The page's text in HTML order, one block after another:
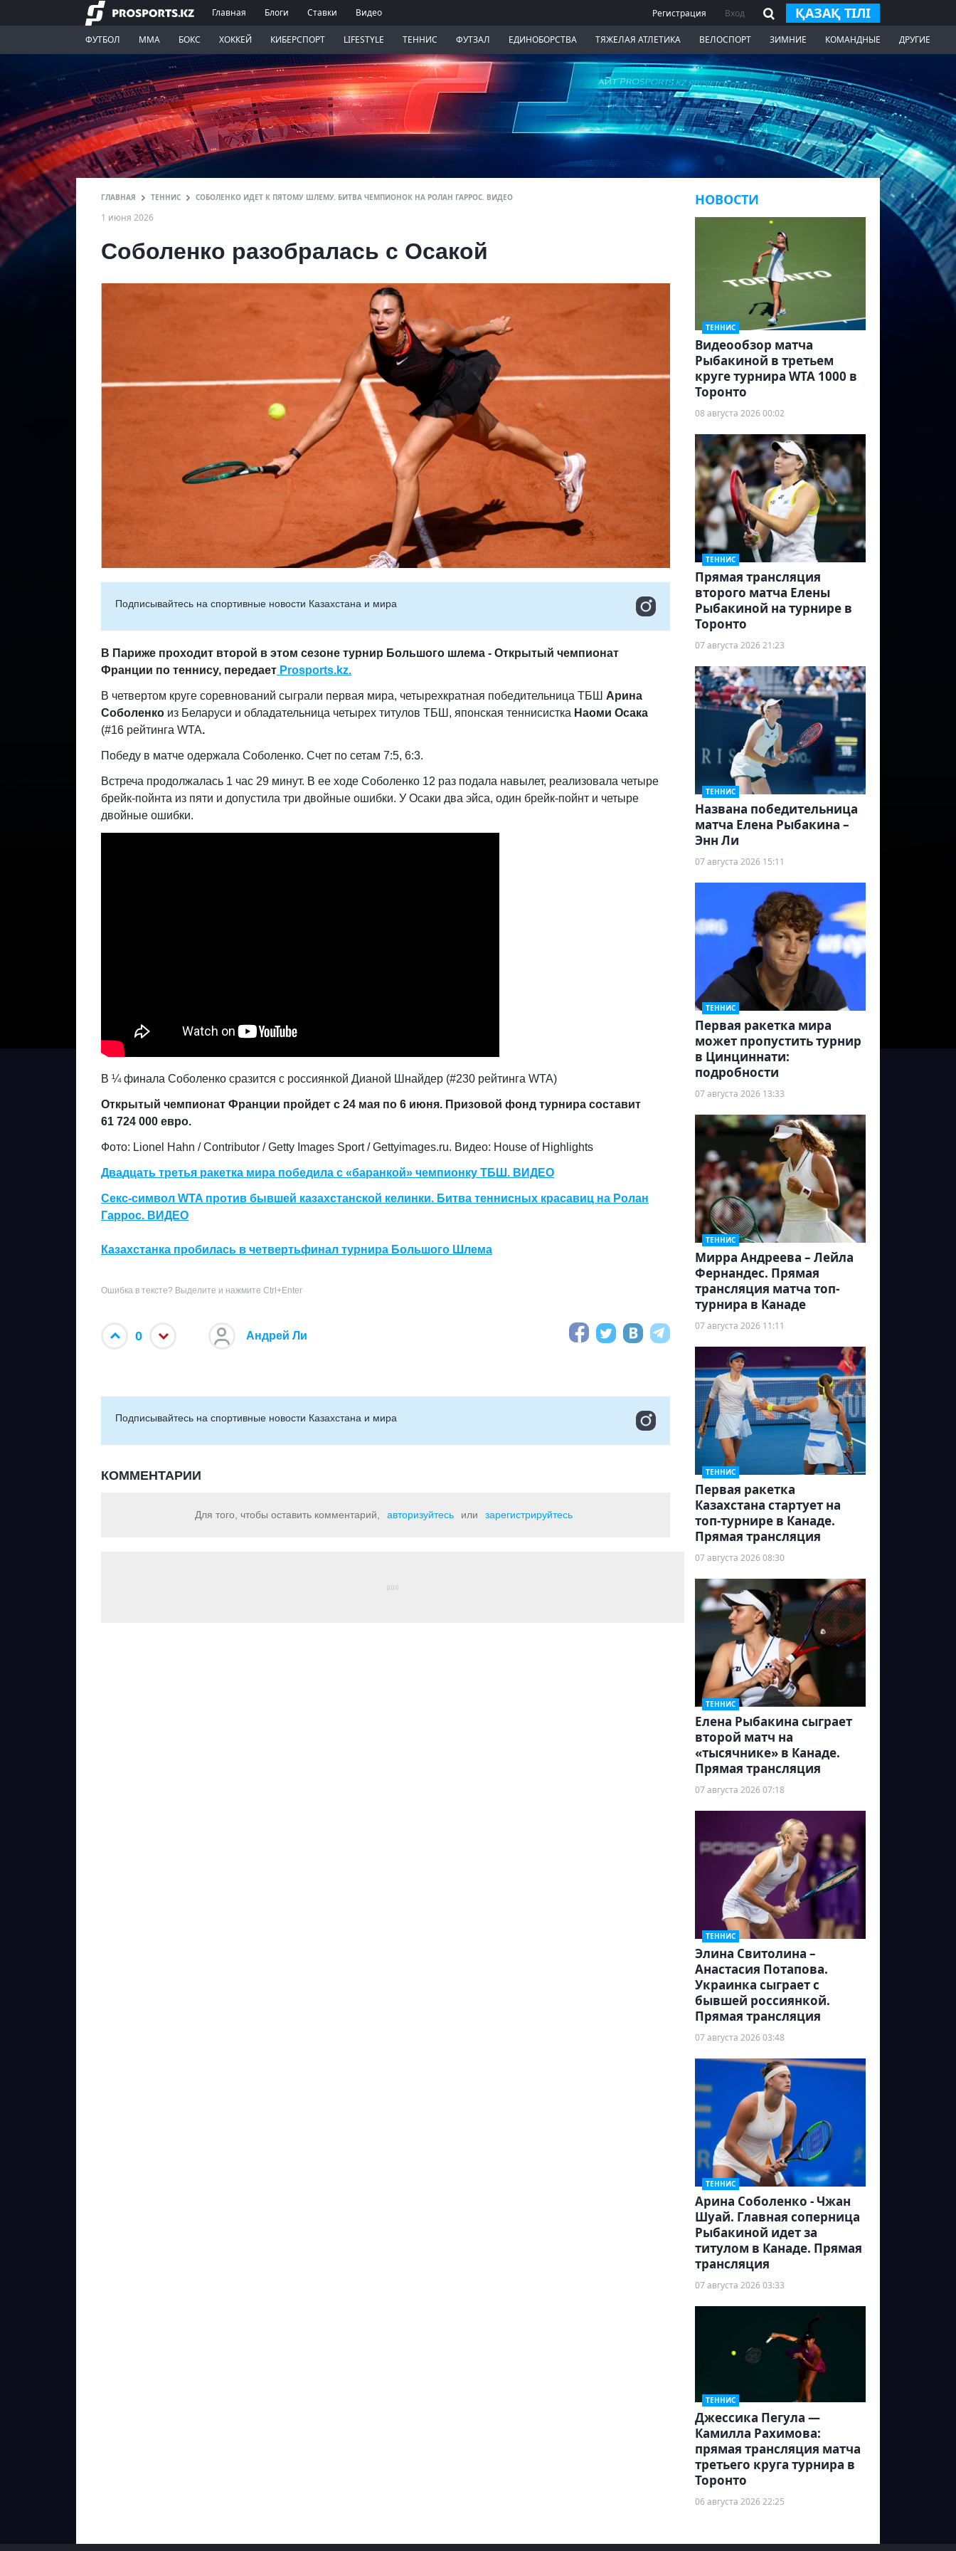
Главная Блоги Ставки Видео Регистрация Вход ҚАЗАҚ ТІЛІ
ФУТБОЛ ММА БОКС ХОККЕЙ КИБЕРСПОРТ LIFESTYLE ТЕННИС ФУТЗАЛ ЕДИНОБОРСТВА ТЯЖЕЛАЯ АТЛЕТИКА ВЕЛОСПОРТ ЗИМНИЕ КОМАНДНЫЕ ДРУГИЕ
ГЛАВНАЯ ТЕННИС СОБОЛЕНКО ИДЕТ К ПЯТОМУ ШЛЕМУ. БИТВА ЧЕМПИОНОК НА РОЛАН ГАРРОС. ВИДЕО
1 июня 2026
Соболенко разобралась с Осакой
Подписывайтесь на cпортивные новости Казахстана и мира
В Париже проходит второй в этом сезоне турнир Большого шлема - Открытый чемпионат
Франции по теннису, передает Prosports.kz.
В четвертом круге соревнований сыграли первая мира, четырехкратная победительница ТБШ Арина
Соболенко из Беларуси и обладательница четырех титулов ТБШ, японская теннисистка Наоми Осака
(#16 рейтинга WTA.
Победу в матче одержала Соболенко. Счет по сетам 7:5, 6:3.
Встреча продолжалась 1 час 29 минут. В ее ходе Соболенко 12 раз подала навылет, реализовала четыре
брейк-пойнта из пяти и допустила три двойные ошибки. У Осаки два эйса, один брейк-пойнт и четыре
двойные ошибки.
В ¼ финала Соболенко сразится с россиянкой Дианой Шнайдер (#230 рейтинга WTA)
Открытый чемпионат Франции пройдет с 24 мая по 6 июня. Призовой фонд турнира составит
61 724 000 евро.
Фото: Lionel Hahn / Contributor / Getty Images Sport / Gettyimages.ru. Видео: House of Highlights
Двадцать третья ракетка мира победила с «баранкой» чемпионку ТБШ. ВИДЕО
Секс-символ WTA против бывшей казахстанской келинки. Битва теннисных красавиц на Ролан
Гаррос. ВИДЕО
Казахстанка пробилась в четвертьфинал турнира Большого Шлема
Ошибка в тексте? Выделите и нажмите Ctrl+Enter
0 Андрей Ли
Подписывайтесь на cпортивные новости Казахстана и мира
КОММЕНТАРИИ
Для того, чтобы оставить комментарий, авторизуйтесь или зарегистрируйтесь
НОВОСТИ
ТЕННИС
Видеообзор матча
Рыбакиной в третьем
круге турнира WTA 1000 в
Торонто
08 августа 2026 00:02
ТЕННИС
Прямая трансляция
второго матча Елены
Рыбакиной на турнире в
Торонто
07 августа 2026 21:23
ТЕННИС
Названа победительница
матча Елена Рыбакина –
Энн Ли
07 августа 2026 15:11
ТЕННИС
Первая ракетка мира
может пропустить турнир
в Цинциннати:
подробности
07 августа 2026 13:33
ТЕННИС
Мирра Андреева – Лейла
Фернандес. Прямая
трансляция матча топ-
турнира в Канаде
07 августа 2026 11:11
ТЕННИС
Первая ракетка
Казахстана стартует на
топ-турнире в Канаде.
Прямая трансляция
07 августа 2026 08:30
ТЕННИС
Елена Рыбакина сыграет
второй матч на
«тысячнике» в Канаде.
Прямая трансляция
07 августа 2026 07:18
ТЕННИС
Элина Свитолина –
Анастасия Потапова.
Украинка сыграет с
бывшей россиянкой.
Прямая трансляция
07 августа 2026 03:48
ТЕННИС
Арина Соболенко - Чжан
Шуай. Главная соперница
Рыбакиной идет за
титулом в Канаде. Прямая
трансляция
07 августа 2026 03:33
ТЕННИС
Джессика Пегула —
Камилла Рахимова:
прямая трансляция матча
третьего круга турнира в
Торонто
06 августа 2026 22:25